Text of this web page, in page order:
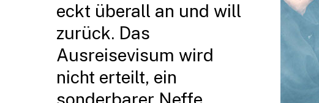
eckt überall an und will
zurück. Das
Ausreisevisum wird
nicht erteilt, ein